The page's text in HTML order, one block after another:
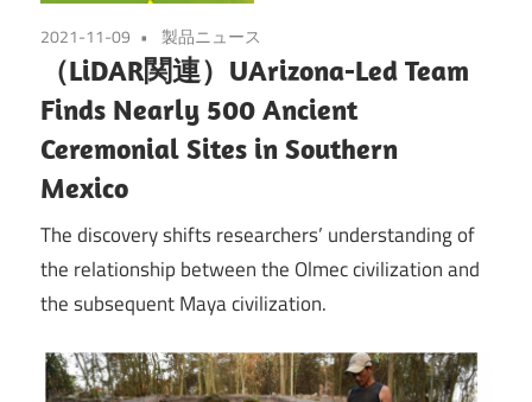
2021-11-09 製品ニュース
（LiDAR関連）UArizona-Led Team
Finds Nearly 500 Ancient
Ceremonial Sites in Southern
Mexico
The discovery shifts researchers’ understanding of
the relationship between the Olmec civilization and
the subsequent Maya civilization.